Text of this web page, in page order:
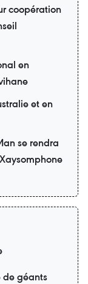
coopération
en
et en
se rendra
de géants